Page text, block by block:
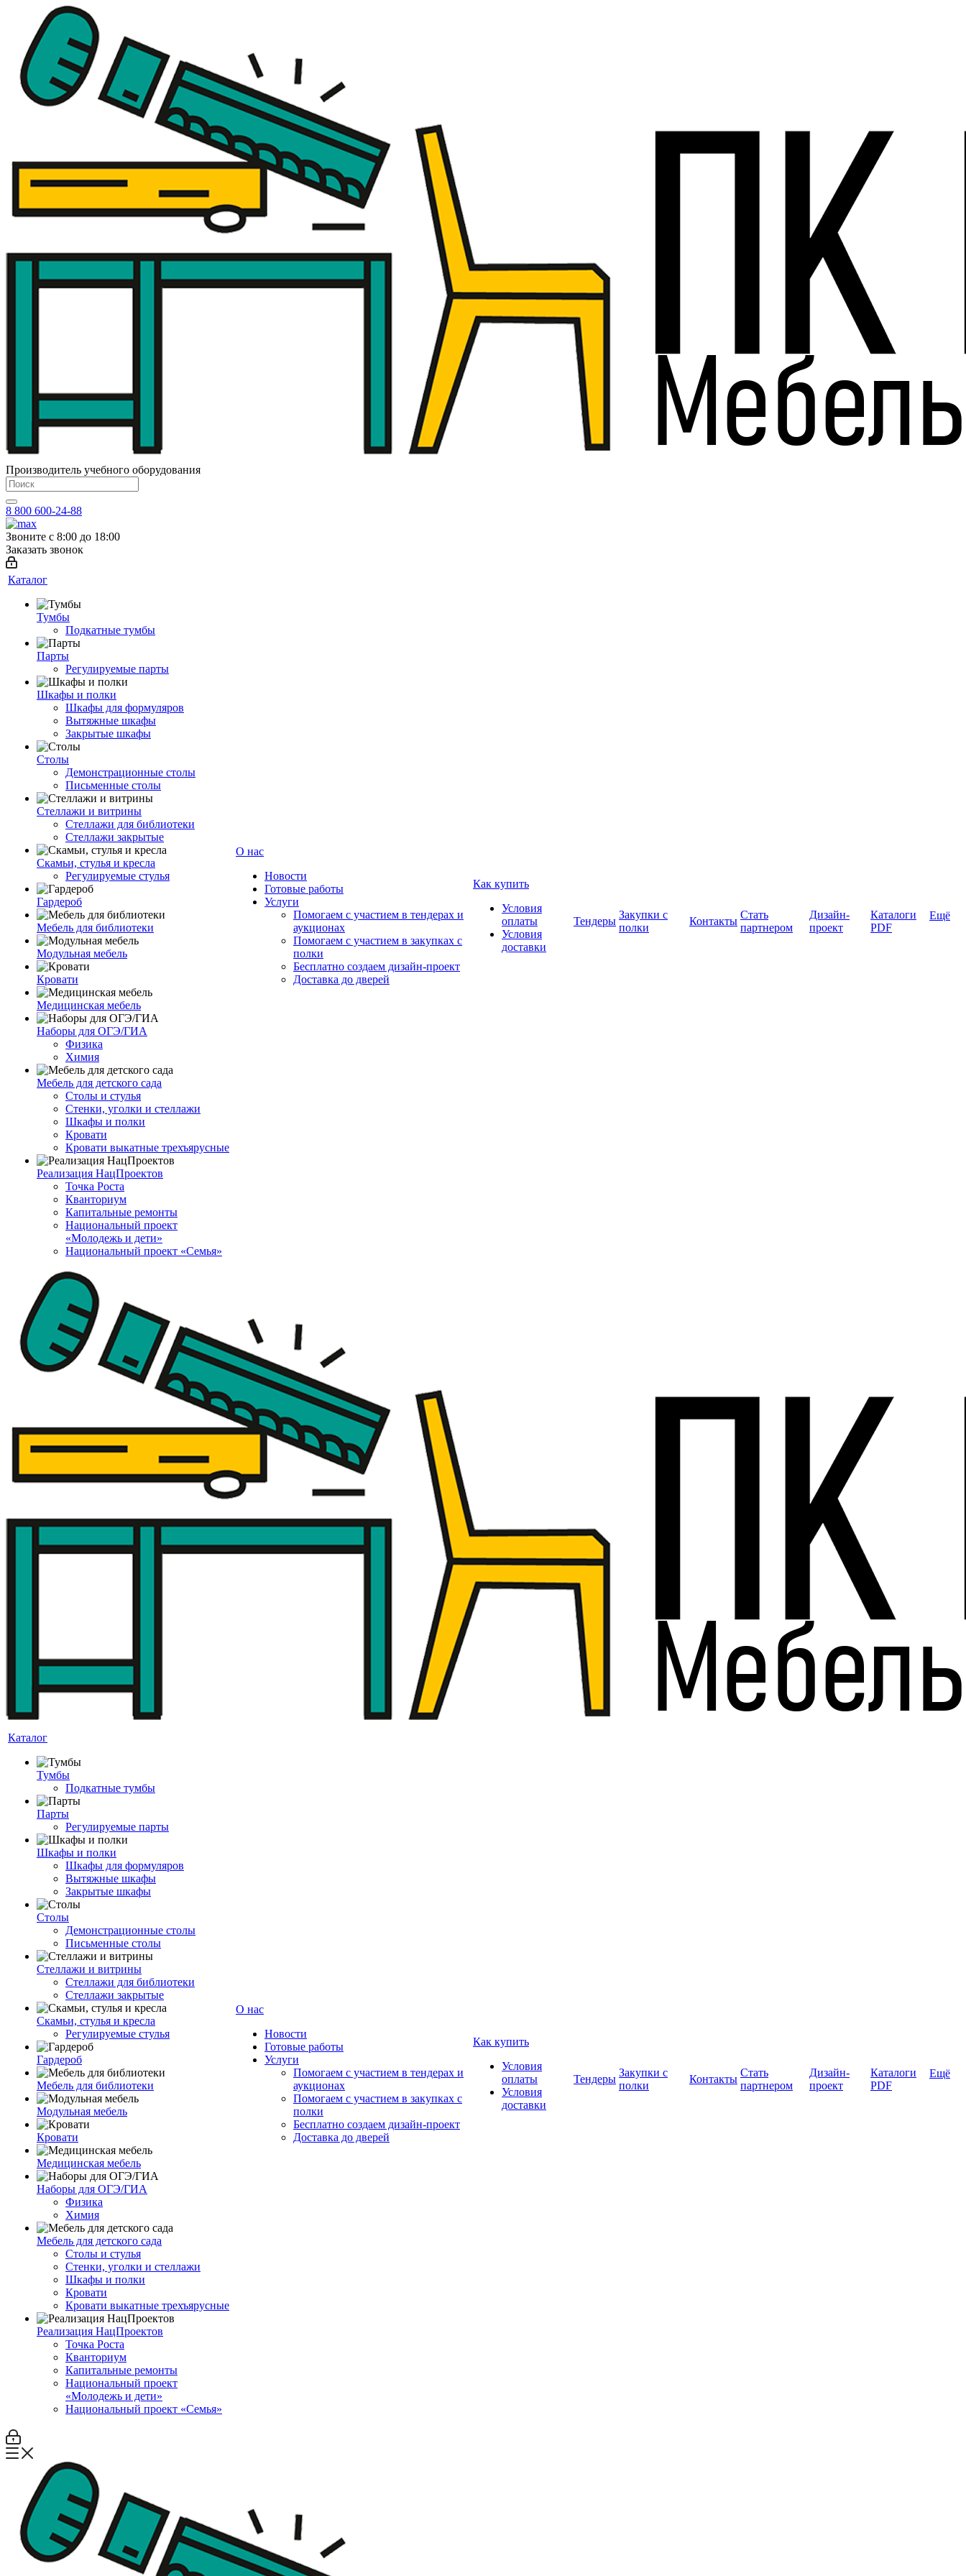
Производитель учебного оборудования
8 800 600-24-88
Звоните с 8:00 до 18:00
Заказать звонок
Каталог
Тумбы
Подкатные тумбы
Парты
Регулируемые парты
Шкафы и полки
Шкафы для формуляров
Вытяжные шкафы
Закрытые шкафы
Столы
Демонстрационные столы
Письменные столы
Стеллажи и витрины
Стеллажи для библиотеки
Стеллажи закрытые
Скамьи, стулья и кресла
Регулируемые стулья
Гардероб
Мебель для библиотеки
Модульная мебель
Кровати
Медицинская мебель
Наборы для ОГЭ/ГИА
Физика
Химия
Мебель для детского сада
Столы и стулья
Стенки, уголки и стеллажи
Шкафы и полки
Кровати
Кровати выкатные трехъярусные
Реализация НацПроектов
Точка Роста
Кванториум
Капитальные ремонты
Национальный проект
«Молодежь и дети»
Национальный проект «Семья»
О нас
Новости
Готовые работы
Услуги
Помогаем с участием в тендерах и
аукционах
Помогаем с участием в закупках с
полки
Бесплатно создаем дизайн-проект
Доставка до дверей
Как купить
Условия
оплаты
Условия
доставки
Тендеры
Закупки с
полки
Контакты
Стать
партнером
Дизайн-
проект
Каталоги
PDF
Ещё
Каталог
Тумбы
Подкатные тумбы
Парты
Регулируемые парты
Шкафы и полки
Шкафы для формуляров
Вытяжные шкафы
Закрытые шкафы
Столы
Демонстрационные столы
Письменные столы
Стеллажи и витрины
Стеллажи для библиотеки
Стеллажи закрытые
Скамьи, стулья и кресла
Регулируемые стулья
Гардероб
Мебель для библиотеки
Модульная мебель
Кровати
Медицинская мебель
Наборы для ОГЭ/ГИА
Физика
Химия
Мебель для детского сада
Столы и стулья
Стенки, уголки и стеллажи
Шкафы и полки
Кровати
Кровати выкатные трехъярусные
Реализация НацПроектов
Точка Роста
Кванториум
Капитальные ремонты
Национальный проект
«Молодежь и дети»
Национальный проект «Семья»
О нас
Новости
Готовые работы
Услуги
Помогаем с участием в тендерах и
аукционах
Помогаем с участием в закупках с
полки
Бесплатно создаем дизайн-проект
Доставка до дверей
Как купить
Условия
оплаты
Условия
доставки
Тендеры
Закупки с
полки
Контакты
Стать
партнером
Дизайн-
проект
Каталоги
PDF
Ещё